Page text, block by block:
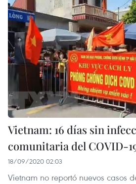
Vietnam: 16 días sin
comunitaria del COVID-
18/09/2020 02:03
Vietnam no reportó nuevos casos